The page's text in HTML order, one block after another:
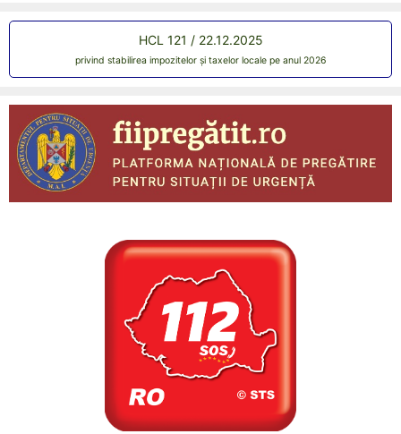
HCL 121 / 22.12.2025
privind stabilirea impozitelor și taxelor locale pe anul 2026